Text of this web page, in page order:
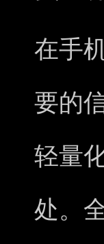
在手
要的
轻量
处。